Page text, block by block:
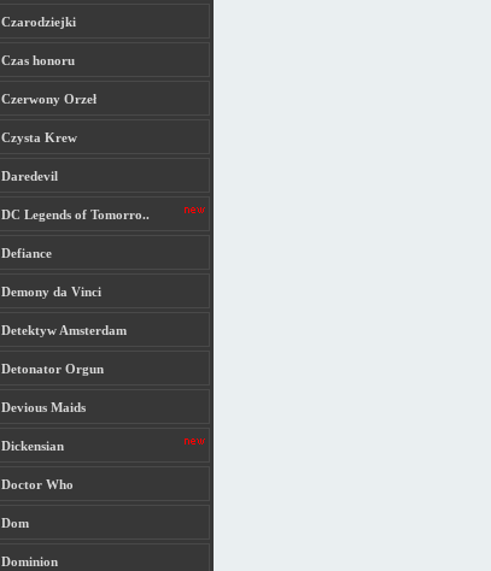
Czarodziejki
Czas honoru
Czerwony Orzeł
Czysta Krew
Daredevil
DC Legends of Tomorro..
Defiance
Demony da Vinci
Detektyw Amsterdam
Detonator Orgun
Devious Maids
Dickensian
Doctor Who
Dom
Dominion